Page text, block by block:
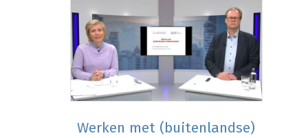
Werken met (buitenlandse)